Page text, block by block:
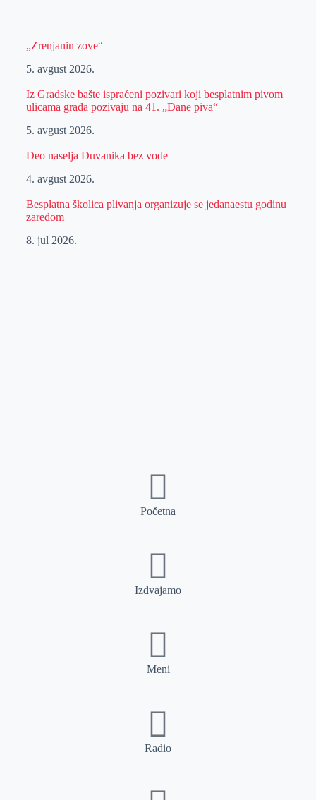
„Zrenjanin zove“
5. avgust 2026.
Iz Gradske bašte ispraćeni pozivari koji besplatnim pivom
ulicama grada pozivaju na 41. „Dane piva“
5. avgust 2026.
Deo naselja Duvanika bez vode
4. avgust 2026.
Besplatna školica plivanja organizuje se jedanaestu godinu
zaredom
8. jul 2026.
Početna
Izdvajamo
Meni
Radio